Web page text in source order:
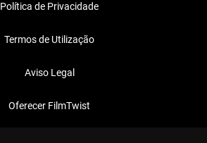
Política de Privacidade
Termos de Utilização
Aviso Legal
Oferecer FilmTwist